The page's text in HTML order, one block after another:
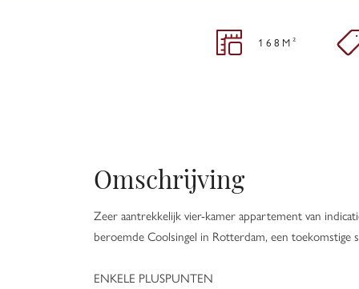
168M²
Omschrijving
Zeer aantrekkelijk vier-kamer appartement van
beroemde Coolsingel in Rotterdam, een toekomstige
ENKELE PLUSPUNTEN